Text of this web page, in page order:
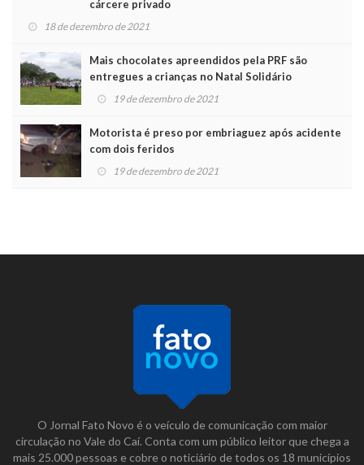
cárcere privado
18 de dezembro de 2021
Mais chocolates apreendidos pela PRF são
entregues a crianças no Natal Solidário
19 de dezembro de 2021
Motorista é preso por embriaguez após acidente
com dois feridos
19 de dezembro de 2021
O Jornal Fato Novo é o veículo de comunicação com maior
circulação no Vale do Caí. Conta com um público leitor que chega a
mais 25.000 pessoas e cobre o noticiário de todos os 18 municípios